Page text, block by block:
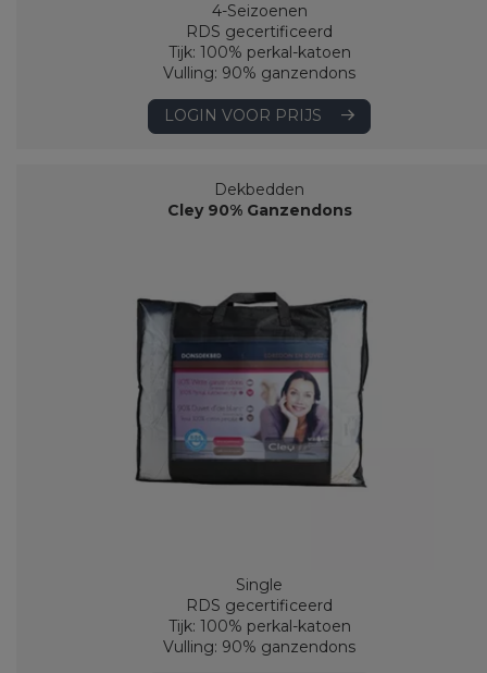
4-Seizoenen
RDS gecertificeerd
Tijk: 100% perkal-katoen
Vulling: 90% ganzendons
LOGIN VOOR PRIJS
Dekbedden
Cley 90% Ganzendons
Single
RDS gecertificeerd
Tijk: 100% perkal-katoen
Vulling: 90% ganzendons